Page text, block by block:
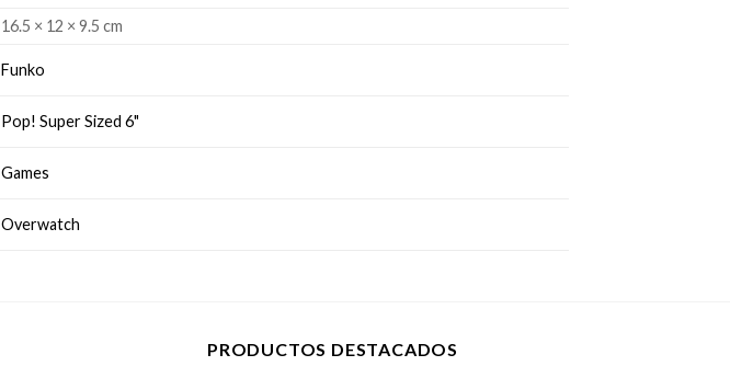
16.5 × 12 × 9.5 cm
Funko
Pop! Super Sized 6"
Games
Overwatch
PRODUCTOS DESTACADOS